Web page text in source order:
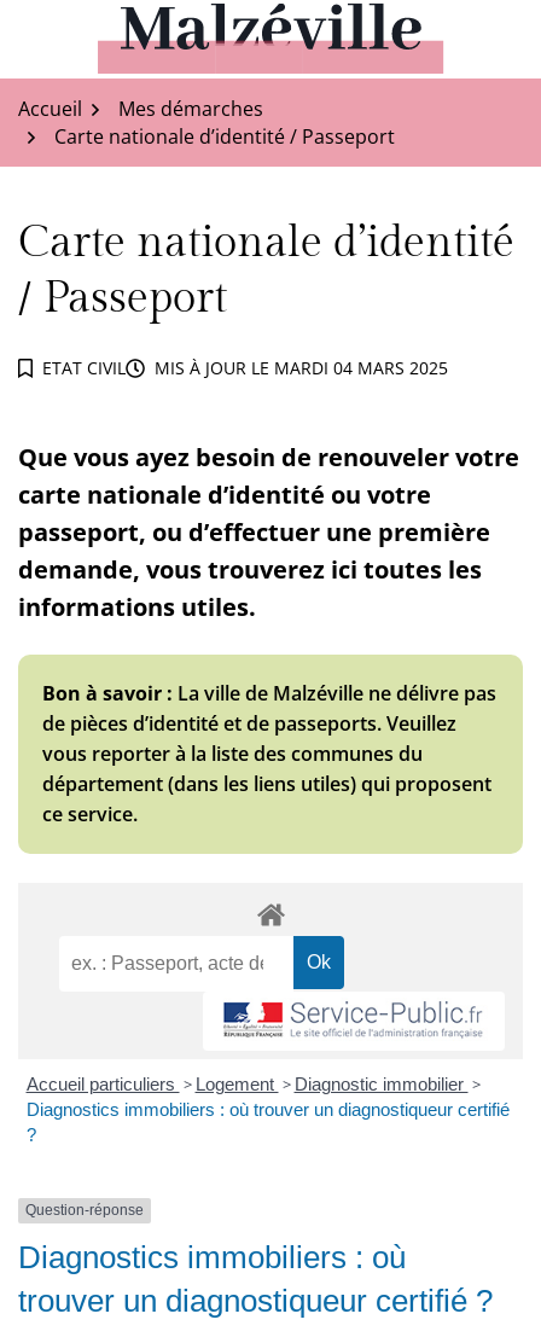
contenu
Malzéville
Accueil
Mes démarches
Carte nationale d’identité / Passeport
Carte nationale d’identité
/ Passeport
ETAT CIVIL MIS À JOUR LE MARDI 04 MARS 2025
Que vous ayez besoin de renouveler votre
carte nationale d’identité ou votre
passeport, ou d’effectuer une première
demande, vous trouverez ici toutes les
informations utiles.
Bon à savoir : La ville de Malzéville ne délivre pas
de pièces d’identité et de passeports. Veuillez
vous reporter à la liste des communes du
département (dans les liens utiles) qui proposent
ce service.
Accueil particuliers > Logement > Diagnostic immobilier >
Diagnostics immobiliers : où trouver un diagnostiqueur certifié
?
Question-réponse
Diagnostics immobiliers : où
trouver un diagnostiqueur certifié ?